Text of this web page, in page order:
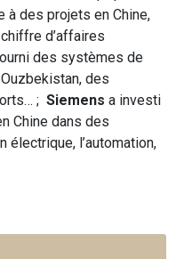
à des projets en Chine,
d’affaires
des systèmes de
des
; Siemens a investi
Chine dans des
l’automation,